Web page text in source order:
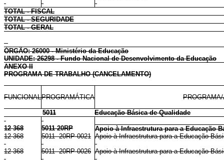
TOTAL - FISCAL
TOTAL - SEGURIDADE
TOTAL - GERAL
ÓRGÃO: 26000 - Ministério da Educação
UNIDADE: 26298 - Fundo Nacional de Desenvolvimento da Educação
ANEXO II
PROGRAMA DE TRABALHO (CANCELAMENTO)
FUNCIONALPROGRAMÁTICA
5011 Educação Básica de Qualidade
12 368 5011 20RP
Apoio à Infraestrutura para a Educação
12 368
5011 20RP 0021 Apoio à Infraestrutura para a Educação
12 368
5011 20RP 0026 Apoio à Infraestrutura para a Educação